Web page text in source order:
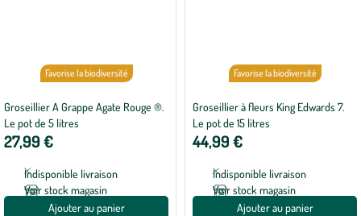
Favorise la biodiversité
Groseillier A Grappe Agate Rouge ®.
Le pot de 5 litres
27,99 €
Indisponible livraison
Voir stock magasin
Ajouter au panier
Favorise la biodiversité
Groseillier à fleurs King Edwards 7.
Le pot de 15 litres
44,99 €
Indisponible livraison
Voir stock magasin
Ajouter au panier